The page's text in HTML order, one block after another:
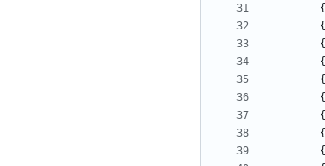
{
{
{
{
{
{
{
{
{